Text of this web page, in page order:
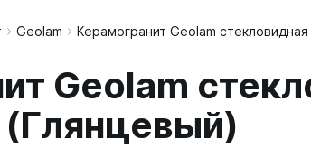
Geolam Керамогранит Geolam
Geolam